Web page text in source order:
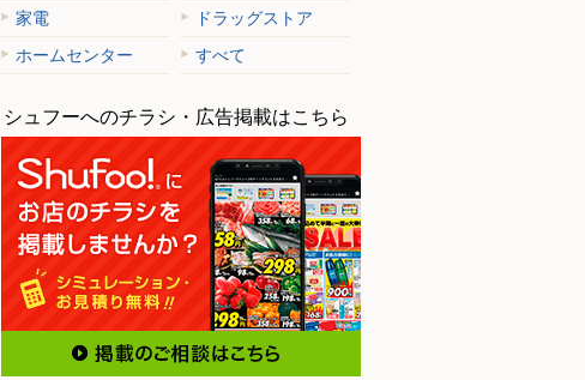
家電
ドラッグストア
ホームセンター
すべて
シュフーへのチラシ・広告掲載はこちら